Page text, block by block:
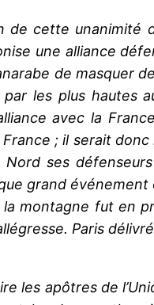
de cette
une alliance
de masquer
les plus
avec la
; il serait
ses
grand
montagne fut en
Paris
les apôtres de